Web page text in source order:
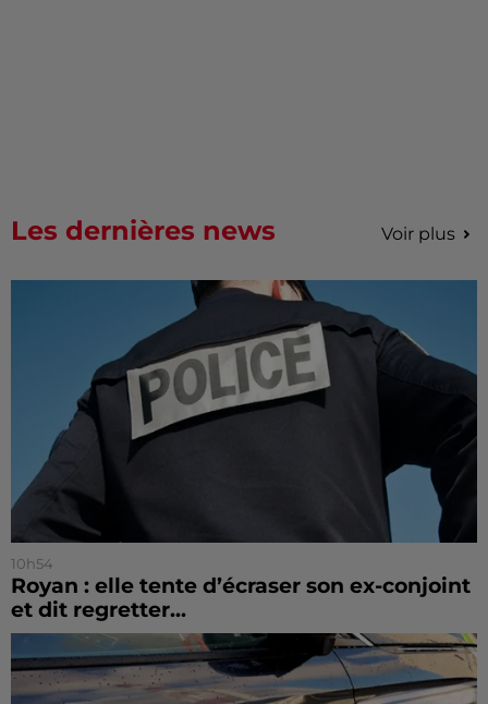
Les dernières news Voir plus
10h54
Royan : elle tente d’écraser son ex-conjoint
et dit regretter...